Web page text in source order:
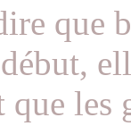
que
les